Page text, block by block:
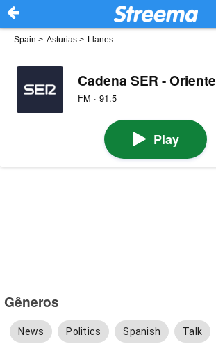
Spain > Asturias > Llanes
Cadena SER - Oriente
FM · 91.5
Play
Gêneros
News Politics Spanish Talk